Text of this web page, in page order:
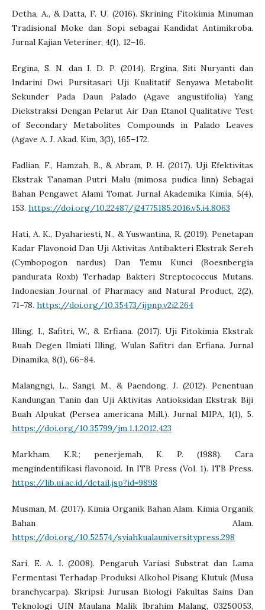
Detha, A., & Datta, F. U. (2016). Skrining Fitokimia Minuman
Tradisional Moke dan Sopi sebagai Kandidat Antimikroba.
Jurnal Kajian Veteriner, 4(1), 12–16.
Ergina, S. N. dan I. D. P. (2014). Ergina, Siti Nuryanti dan
Indarini Dwi Pursitasari Uji Kualitatif Senyawa Metabolit
Sekunder Pada Daun Palado (Agave angustifolia) Yang
Diekstraksi Dengan Pelarut Air Dan Etanol Qualitative Test
of Secondary Metabolites Compounds in Palado Leaves
(Agave A. J. Akad. Kim, 3(3), 165–172.
Fadlian, F., Hamzah, B., & Abram, P. H. (2017). Uji Efektivitas
Ekstrak Tanaman Putri Malu (mimosa pudica linn) Sebagai
Bahan Pengawet Alami Tomat. Jurnal Akademika Kimia, 5(4),
153. https://doi.org/10.22487/j24775185.2016.v5.i4.8063
Hati, A. K., Dyahariesti, N., & Yuswantina, R. (2019). Penetapan
Kadar Flavonoid Dan Uji Aktivitas Antibakteri Ekstrak Sereh
(Cymbopogon nardus) Dan Temu Kunci (Boesnbergia
pandurata Roxb) Terhadap Bakteri Streptococcus Mutans.
Indonesian Journal of Pharmacy and Natural Product, 2(2),
71–78. https://doi.org/10.35473/ijpnp.v2i2.264
Illing, I., Safitri, W., & Erfiana. (2017). Uji Fitokimia Ekstrak
Buah Degen Ilmiati Illing, Wulan Safitri dan Erfiana. Jurnal
Dinamika, 8(1), 66–84.
Malangngi, L., Sangi, M., & Paendong, J. (2012). Penentuan
Kandungan Tanin dan Uji Aktivitas Antioksidan Ekstrak Biji
Buah Alpukat (Persea americana Mill.). Jurnal MIPA, 1(1), 5.
https://doi.org/10.35799/jm.1.1.2012.423
Markham, K.R.; penerjemah, K. P. (1988). Cara
mengindentifikasi flavonoid. In ITB Press (Vol. 1). ITB Press.
https://lib.ui.ac.id/detail.jsp?id=9898
Musman, M. (2017). Kimia Organik Bahan Alam. Kimia Organik
Bahan Alam.
https://doi.org/10.52574/syiahkualauniversitypress.298
Sari, E. A. I. (2008). Pengaruh Variasi Substrat dan Lama
Fermentasi Terhadap Produksi Alkohol Pisang Klutuk (Musa
branchycarpa). Skripsi: Jurusan Biologi Fakultas Sains Dan
Teknologi UIN Maulana Malik Ibrahim Malang, 03250053,